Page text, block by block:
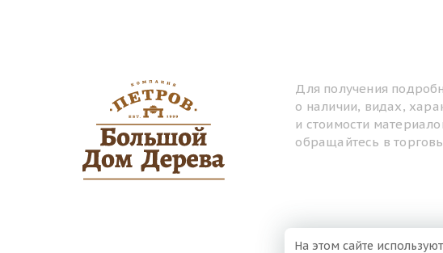
Для получения
о наличии, видах,
и стоимости
обращайтесь в
На этом сайте